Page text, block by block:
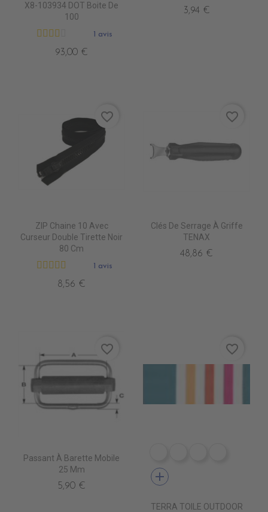
X8-103934 DOT Boite De
100
1 avis
93,00 €
3,94 €
ZIP Chaine 10 Avec
Curseur Double Tirette Noir
80 Cm
1 avis
8,56 €
favorite_border
Clés De Serrage À Griffe
TENAX
48,86 €
favorite_border
Passant À Barette Mobile
25 Mm
5,90 €
favorite_border
add
TERRA TOILE OUTDOOR
favorite_border